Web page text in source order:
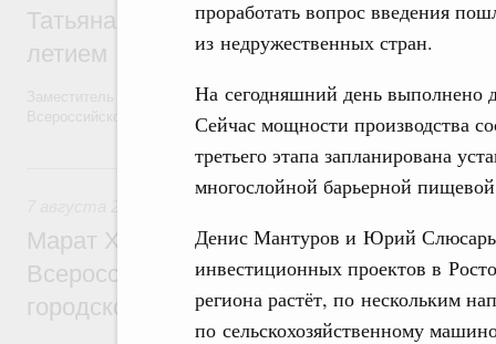
проработать вопрос введения
из недружественных стран.
На сегодняшний день выполнено
Сейчас мощности производства
третьего этапа запланирована
многослойной барьерной
Денис Мантуров и Юрий
инвестиционных проектов в
региона растёт, по нескольким
по сельскохозяйственному
Татьяна Голикова поздравила
летием
Заместитель Председателя Правительства Татьяна Голикова
Всероссийского общественного движения «Волонтёры-медики» с
7 августа, пятница
Марат Хуснуллин провёл заседание
Всероссийского конкурса лучших
городской среды